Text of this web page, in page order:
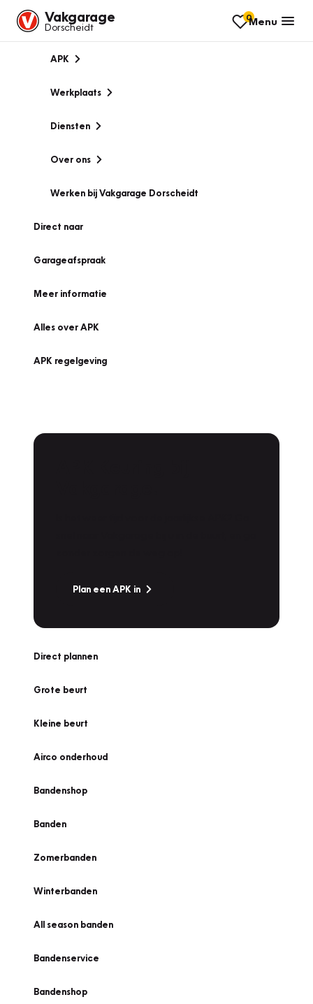
Vakgarage
Dorscheidt
0Menu
APK
Werkplaats
Diensten
Over ons
Werken bij Vakgarage Dorscheidt
Direct naar
Garageafspraak
Meer informatie
Alles over APK
APK regelgeving
Plan een APK in
Direct plannen
Grote beurt
Kleine beurt
Airco onderhoud
Bandenshop
Banden
Zomerbanden
Winterbanden
All season banden
Bandenservice
Bandenshop